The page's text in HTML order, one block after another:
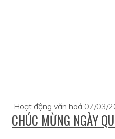
Hoạt động văn hoá 07/03/
CHÚC MỪNG NGÀY